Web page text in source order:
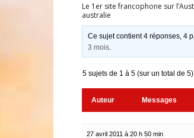
Le 1er site francophone sur
australie
Ce sujet contient 4 réponses, 4
3 mois.
5 sujets de 1 à 5 (sur un total de 5)
Auteur Messages
27 avril 2011 à 20 h 50 min